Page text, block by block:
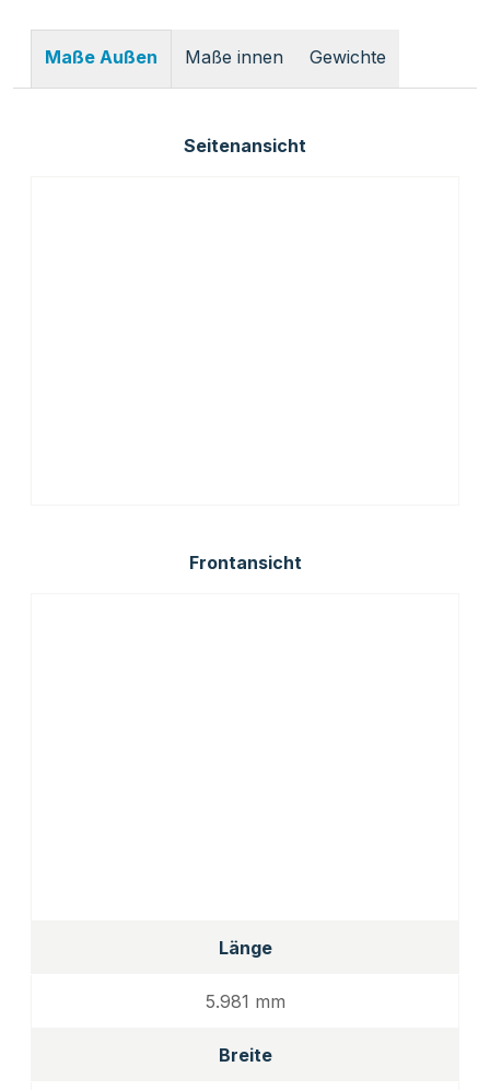
Maße Außen Maße innen Gewichte
Seitenansicht
Frontansicht
Länge
5.981 mm
Breite